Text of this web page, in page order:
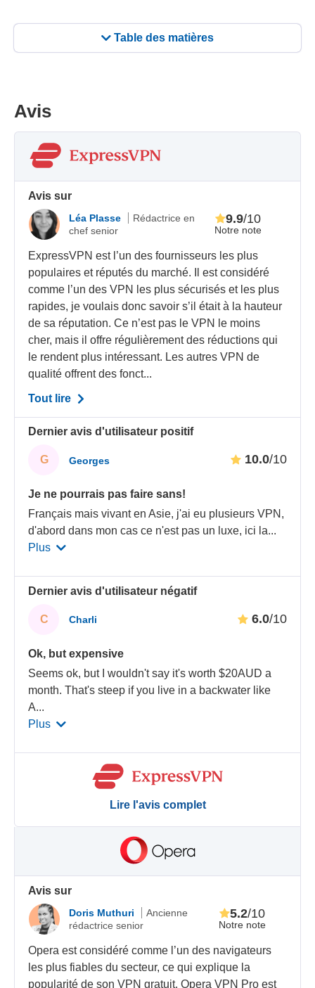
Table des matières
Avis
Avis sur
Léa Plasse
Rédactrice en
chef senior
Notre note
9.9/10
ExpressVPN est l’un des fournisseurs les plus
populaires et réputés du marché. Il est considéré
comme l’un des VPN les plus sécurisés et les plus
rapides, je voulais donc savoir s’il était à la hauteur
de sa réputation. Ce n’est pas le VPN le moins
cher, mais il offre régulièrement des réductions qui
le rendent plus intéressant. Les autres VPN de
qualité offrent des fonct...
Tout lire
Dernier avis d'utilisateur positif
G Georges 10.0/10
Je ne pourrais pas faire sans!
Français mais vivant en Asie, j'ai eu plusieurs VPN,
d'abord dans mon cas ce n'est pas un luxe, ici la...
Plus
Dernier avis d'utilisateur négatif
C Charli 6.0/10
Ok, but expensive
Seems ok, but I wouldn't say it's worth $20AUD a
month. That's steep if you live in a backwater like
A...
Plus
Lire l'avis complet
Avis sur
Doris Muthuri
Ancienne
rédactrice senior
Notre note
5.2/10
Opera est considéré comme l’un des navigateurs
les plus fiables du secteur, ce qui explique la
popularité de son VPN gratuit. Opera VPN Pro est